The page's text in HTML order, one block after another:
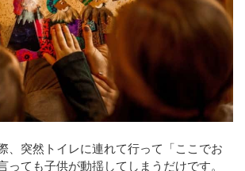
、突然トイレに連れて行って「ここでお
っても子供が動揺してしまうだけです。